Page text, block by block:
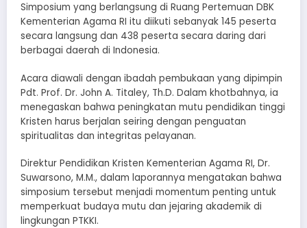
Simposium yang berlangsung di Ruang Pertemuan DBK
Kementerian Agama RI itu diikuti sebanyak 145 peserta
secara langsung dan 438 peserta secara daring dari
berbagai daerah di Indonesia.
Acara diawali dengan ibadah pembukaan yang dipimpin
Pdt. Prof. Dr. John A. Titaley, Th.D. Dalam khotbahnya, ia
menegaskan bahwa peningkatan mutu pendidikan tinggi
Kristen harus berjalan seiring dengan penguatan
spiritualitas dan integritas pelayanan.
Direktur Pendidikan Kristen Kementerian Agama RI, Dr.
Suwarsono, M.M., dalam laporannya mengatakan bahwa
simposium tersebut menjadi momentum penting untuk
memperkuat budaya mutu dan jejaring akademik di
lingkungan PTKKI.